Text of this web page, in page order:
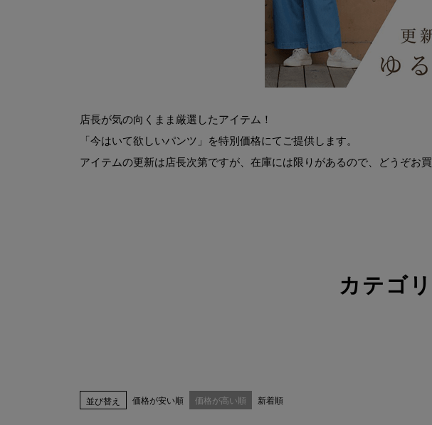
店長が気の向くまま厳選したアイテム！
「今はいて欲しいパンツ」を特別価格にてご提供します。
アイテムの更新は店長次第ですが、在庫には限りがあるので、どうぞお
カテゴ
並び替え 価格が安い順 価格が高い順 新着順
検索
価格
〜